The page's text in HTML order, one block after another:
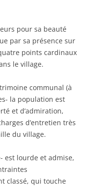
pour sa beauté
par sa présence sur
points cardinaux
le village.
communal (à
la population est
et d’admiration,
d’entretien très
du village.
est lourde et admise,
classé, qui touche